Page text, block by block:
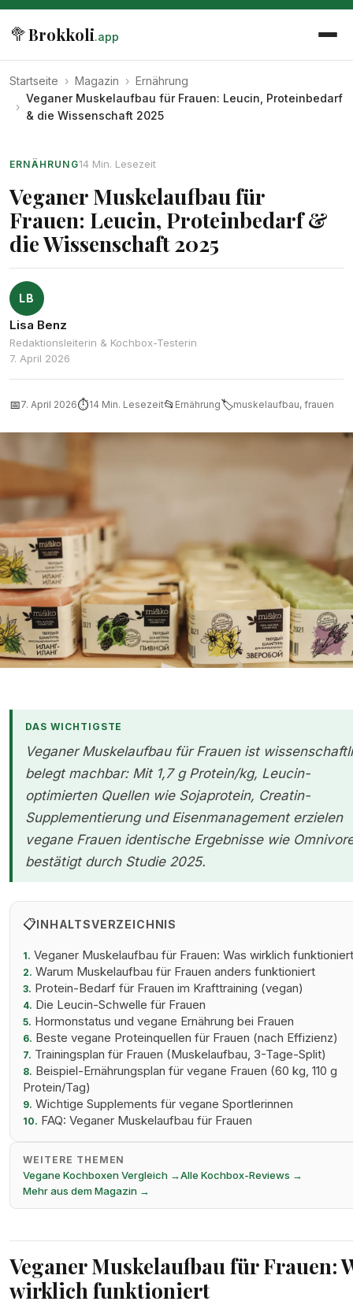
🥦Brokkoli.app
Startseite › Magazin › Ernährung
›
Veganer Muskelaufbau für Frauen: Leucin, Proteinbedarf
& die Wissenschaft 2025
ERNÄHRUNG14 Min. Lesezeit
Veganer Muskelaufbau für
Frauen: Leucin, Proteinbedarf &
die Wissenschaft 2025
LB
Lisa Benz
Redaktionsleiterin & Kochbox-Testerin
7. April 2026
📅7. April 2026⏱14 Min. Lesezeit📂 Ernährung🏷muskelaufbau, frauen
DAS WICHTIGSTE
Veganer Muskelaufbau für Frauen ist
belegt machbar: Mit 1,7 g Protein/kg, Leucin-
optimierten Quellen wie Sojaprotein, Creatin-
Supplementierung und Eisenmanagement erzielen
vegane Frauen identische Ergebnisse wie
bestätigt durch Studie 2025.
📋INHALTSVERZEICHNIS
1. Veganer Muskelaufbau für Frauen: Was wirklich funktioniert
2. Warum Muskelaufbau für Frauen anders funktioniert
3. Protein-Bedarf für Frauen im Krafttraining (vegan)
4. Die Leucin-Schwelle für Frauen
5. Hormonstatus und vegane Ernährung bei Frauen
6. Beste vegane Proteinquellen für Frauen (nach Effizienz)
7. Trainingsplan für Frauen (Muskelaufbau, 3-Tage-Split)
8. Beispiel-Ernährungsplan für vegane Frauen (60 kg, 110 g
Protein/Tag)
9. Wichtige Supplements für vegane Sportlerinnen
10. FAQ: Veganer Muskelaufbau für Frauen
WEITERE THEMEN
Vegane Kochboxen Vergleich →Alle Kochbox-Reviews →
Mehr aus dem Magazin →
Veganer Muskelaufbau für Frauen:
wirklich funktioniert